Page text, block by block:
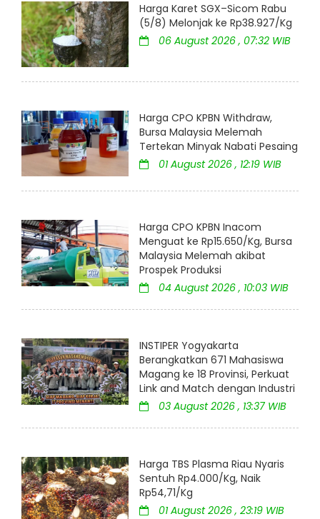
Harga Karet SGX–Sicom Rabu
(5/8) Melonjak ke Rp38.927/Kg
06 August 2026 , 07:32 WIB
Harga CPO KPBN Withdraw,
Bursa Malaysia Melemah
Tertekan Minyak Nabati Pesaing
01 August 2026 , 12:19 WIB
Harga CPO KPBN Inacom
Menguat ke Rp15.650/Kg, Bursa
Malaysia Melemah akibat
Prospek Produksi
04 August 2026 , 10:03 WIB
INSTIPER Yogyakarta
Berangkatkan 671 Mahasiswa
Magang ke 18 Provinsi, Perkuat
Link and Match dengan Industri
03 August 2026 , 13:37 WIB
Harga TBS Plasma Riau Nyaris
Sentuh Rp4.000/Kg, Naik
Rp54,71/Kg
01 August 2026 , 23:19 WIB